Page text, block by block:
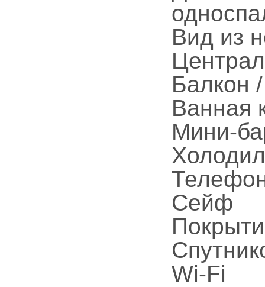
Вид из
Балкон
Ванная
Мини-
Сейф
Wi-Fi